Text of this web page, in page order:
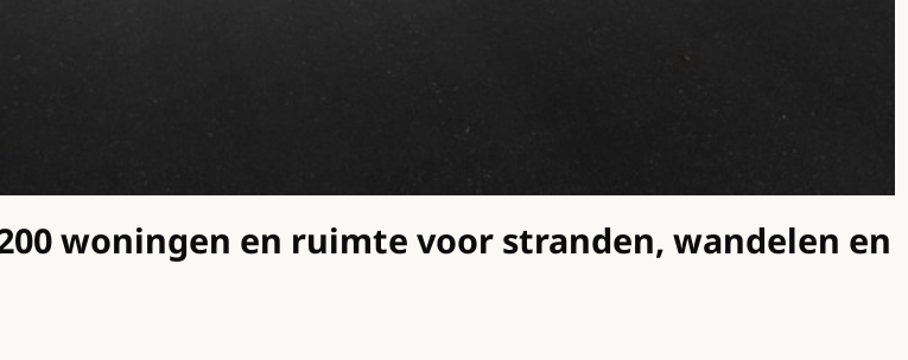
woningen en ruimte voor stranden, wandelen en